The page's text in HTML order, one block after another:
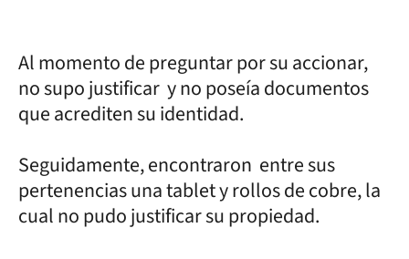
Al momento de preguntar por su accionar,
no supo justificar y no poseía documentos
que acrediten su identidad.
Seguidamente, encontraron entre sus
pertenencias una tablet y rollos de cobre, la
cual no pudo justificar su propiedad.